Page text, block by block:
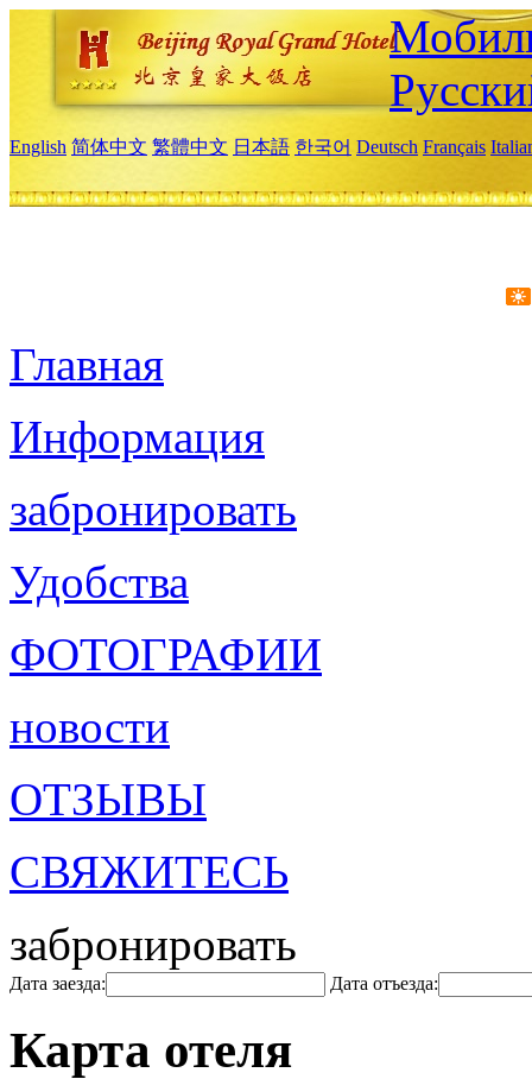
English 简体中文 繁體中文 日本語 한국어 Deutsch Français
Главная
Информация
забронировать
Удобства
ФОТОГРАФИИ
новости
ОТЗЫВЫ
СВЯЖИТЕСЬ
забронировать
Дата заезда: Дата отъезда:
Карта отеля